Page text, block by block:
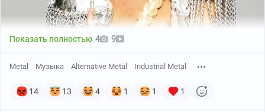
Показать полностью 4 9
Metal Музыка Alternative Metal Industrial Metal
14 13 4 1 1 1